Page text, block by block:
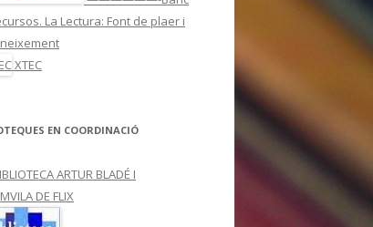
La Lectura: Font de plaer i
XTEC
EN COORDINACIÓ
ARTUR BLADÉ I
DE FLIX